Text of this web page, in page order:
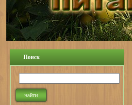
Поиск